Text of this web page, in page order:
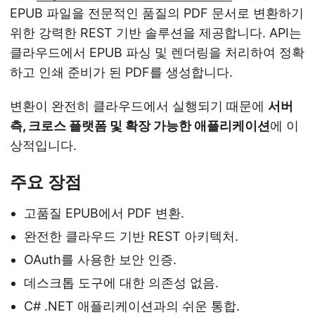
EPUB 파일을 전문적인 품질의 PDF 문서로 변환하기
위한 강력한 REST 기반 솔루션을 제공합니다. API는
클라우드에서 EPUB 파싱 및 렌더링을 처리하여 정확
하고 인쇄 준비가 된 PDF를 생성합니다.
변환이 완전히 클라우드에서 실행되기 때문에 서버
측, 크로스 플랫폼 및 확장 가능한 애플리케이션 에 이
상적입니다.
주요 장점
고품질 EPUB에서 PDF 변환.
완전한 클라우드 기반 REST 아키텍처.
OAuth를 사용한 보안 인증.
데스크톱 도구에 대한 의존성 없음.
C# .NET 애플리케이션과의 쉬운 통합.